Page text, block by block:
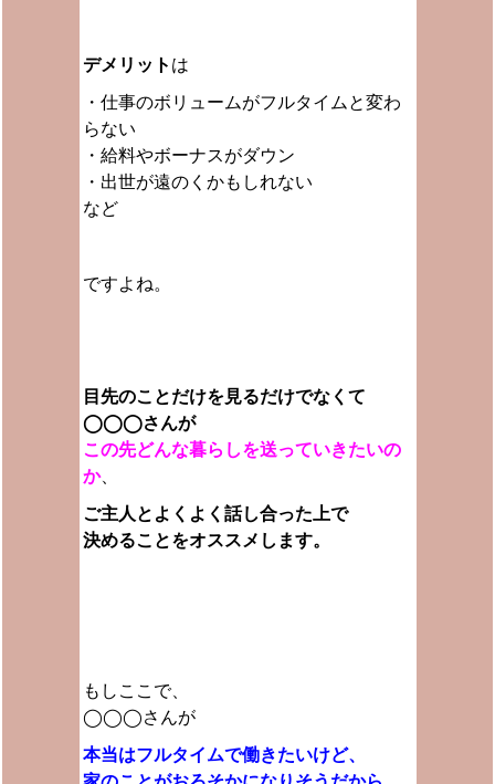
デメリット は
・仕事のボリュームがフルタイムと変わ
らない
・給料やボーナスがダウン
・出世が遠のくかもしれない
など
ですよね。
目先のことだけを見るだけでなくて
◯◯◯さんが
この先どんな暮らしを送っていきたいの
か、
ご主人とよくよく話し合った上で
決めることをオススメします。
もしここで、
◯◯◯さんが
本当はフルタイムで働きたいけど、